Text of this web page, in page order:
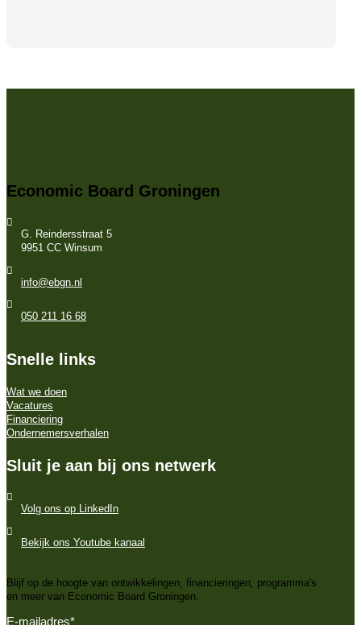
Economic Board Groningen
G. Reindersstraat 5
9951 CC Winsum
info@ebgn.nl
050 211 16 68
Snelle links
Wat we doen
Vacatures
Financiering
Ondernemersverhalen
Sluit je aan bij ons netwerk
Volg ons op LinkedIn
Bekijk ons Youtube kanaal
Blijf op de hoogte van ontwikkelingen, financieringen, programma's
en meer van Economic Board Groningen.
E-mailadres*